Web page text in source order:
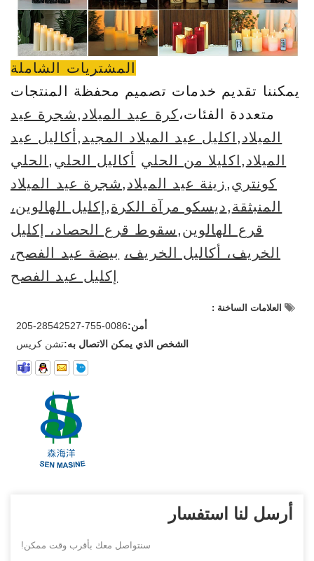
المشتريات الشاملة
يمكننا تقديم خدمات تصميم محفظة المنتجات
متعددة الفئات،كرة عيد الميلاد,شجرة عيد
الميلاد, اكليل عيد الميلاد المجيد, أكاليل عيد
الميلاد, اكليلا من الحلي أكاليل الحلي , الحلي
كونتري,زينة عيد الميلاد,شجرة عيد الميلاد
المنبثقة,ديسكو مرآة الكرة, إكليل الهالوين،
قرع الهالوين,سقوط قرع الحصاد، إكليل
الخريف، أكاليل الخريف، بيضة عيد الفصح،
إكليل عيد الفصح
العلامات الساخنة :
أمن:0086-755-28542527-205
الشخص الذي يمكن الاتصال به:تشن كريس
أرسل لنا استفسار
سنتواصل معك بأقرب وقت ممكن!